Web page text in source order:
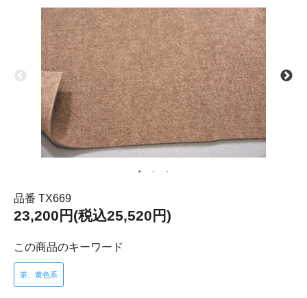
品番 TX669
23,200円(税込25,520円)
この商品のキーワード
茶、黄色系